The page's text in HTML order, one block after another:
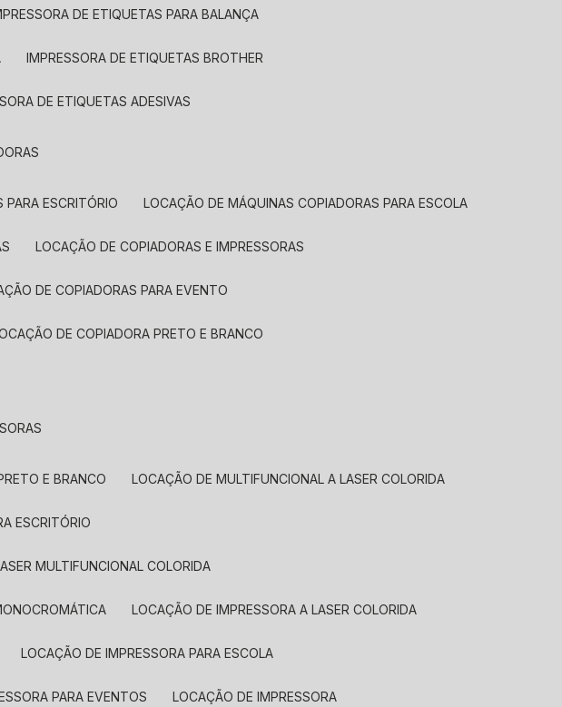
DE ETIQUETAS PARA BALANÇA
IMPRESSORA DE ETIQUETAS BROTHER
DE ETIQUETAS ADESIVAS
PARA ESCRITÓRIO LOCAÇÃO DE MÁQUINAS COPIADORAS PARA ESCOLA
LOCAÇÃO DE COPIADORAS E IMPRESSORAS
DE COPIADORAS PARA EVENTO
DE COPIADORA PRETO E BRANCO
E BRANCO LOCAÇÃO DE MULTIFUNCIONAL A LASER COLORIDA
ESCRITÓRIO
MULTIFUNCIONAL COLORIDA
LOCAÇÃO DE IMPRESSORA A LASER COLORIDA
LOCAÇÃO DE IMPRESSORA PARA ESCOLA
PARA EVENTOS LOCAÇÃO DE IMPRESSORA